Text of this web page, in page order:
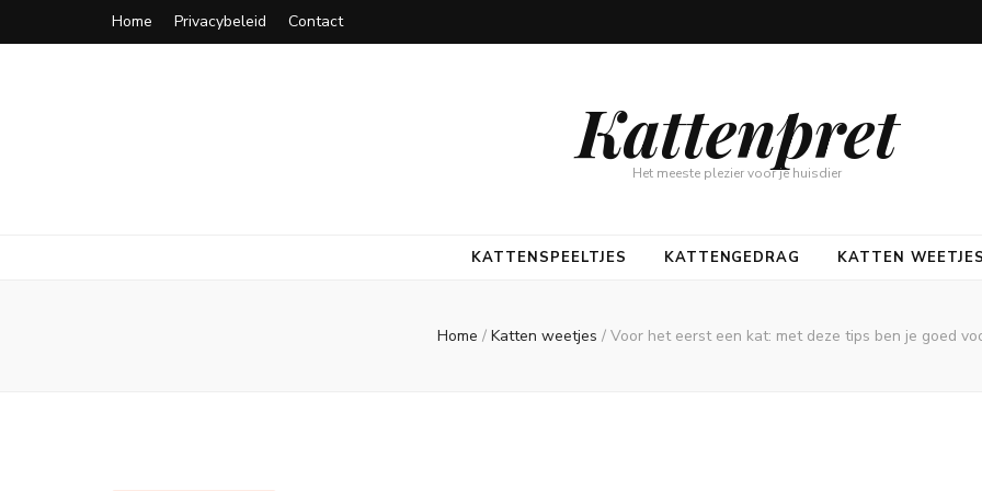
Home Privacybeleid Contact
Kattenpret
Het meeste plezier voor je huisdier
KATTENSPEELTJES KATTENGEDRAG KATTEN WEETJES
Home / Katten weetjes / Voor het eerst een kat: met deze tips ben je goed